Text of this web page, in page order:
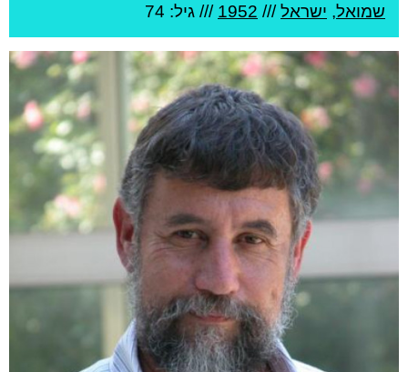
שמואל, ישראל///
1952 /// גיל: 74